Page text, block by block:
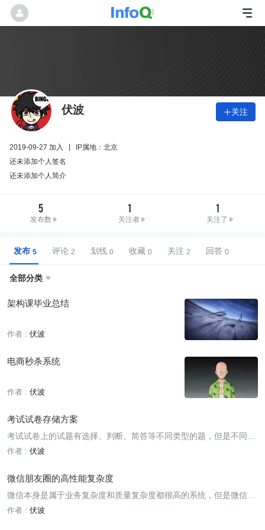
伏波 关注
2019-09-27 加入
IP属地：北京
还未添加个人签名
还未添加个人简介
5
发布数
1
关注者
1
关注了
发布 评论 划线 收藏 关注 回答
全部分类 
架构课毕业总结
作者 : 伏波
电商秒杀系统
作者 : 伏波
考试试卷存储方案
考试试卷上的试题有选择、判断、简答等不同类型的题，但是不同于
驾校或认证考试类的系统的题库。学校的考试通常考过的会对历史的
key 进行存储，而是可以将整张试卷的试题作为整个对象进行存
作者 : 伏波
微信朋友圈的高性能复杂度
微信本身是属于业务复杂度和质量复杂度都很高的系统，但是微信朋
友圈的核心业务功能只有发表内容、查看朋友圈、评论、点赞等，业
作者 : 伏波